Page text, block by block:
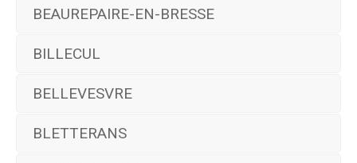
BEAUREPAIRE-EN-BRESSE
BILLECUL
BELLEVESVRE
BLETTERANS